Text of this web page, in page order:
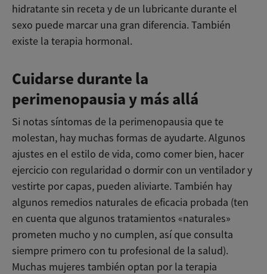
hidratante sin receta y de un lubricante durante el
sexo puede marcar una gran diferencia. También
existe la terapia hormonal.
Cuidarse durante la
perimenopausia y más allá
Si notas síntomas de la perimenopausia que te
molestan, hay muchas formas de ayudarte. Algunos
ajustes en el estilo de vida, como comer bien, hacer
ejercicio con regularidad o dormir con un ventilador y
vestirte por capas, pueden aliviarte. También hay
algunos remedios naturales de eficacia probada (ten
en cuenta que algunos tratamientos «naturales»
prometen mucho y no cumplen, así que consulta
siempre primero con tu profesional de la salud).
Muchas mujeres también optan por la terapia